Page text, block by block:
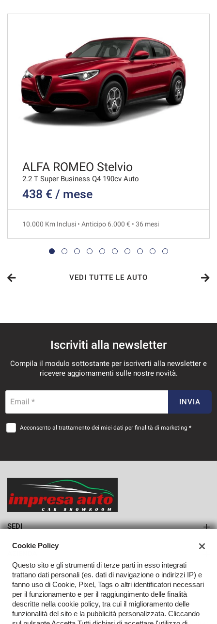
742€/mese
48 Mesi
VEDI
749€/mese
VEDI
763€/mese
48 Mesi
VEDI
813€/mese
36 Mesi
36 Mesi
VEDI
ALFA ROMEO Stelvio
2.2 T Super Business Q4 190cv Auto
438 € / mese
10.000 Km Inclusi • Anticipo 6.000 € • 36 mesi
VEDI TUTTE LE AUTO
Iscriviti alla newsletter
Compila il modulo sottostante per iscriverti alla newsletter e
ricevere aggiornamenti sulle nostre novità.
Email * INVIA
Acconsento al trattamento dei miei dati per finalità di marketing *
SEDI
Azienda
Contatti
Cookie Policy
Questo sito e gli strumenti di terze parti in esso integrati
trattano dati personali (es. dati di navigazione o indirizzi IP) e
fanno uso di Cookie, Pixel, Tags o altri identificatori necessari
per il funzionamento e per il raggiungimento delle finalità
descritte nella cookie policy, tra cui il miglioramento delle
funzionalità del sito e la pubblicità personalizzata. Cliccando